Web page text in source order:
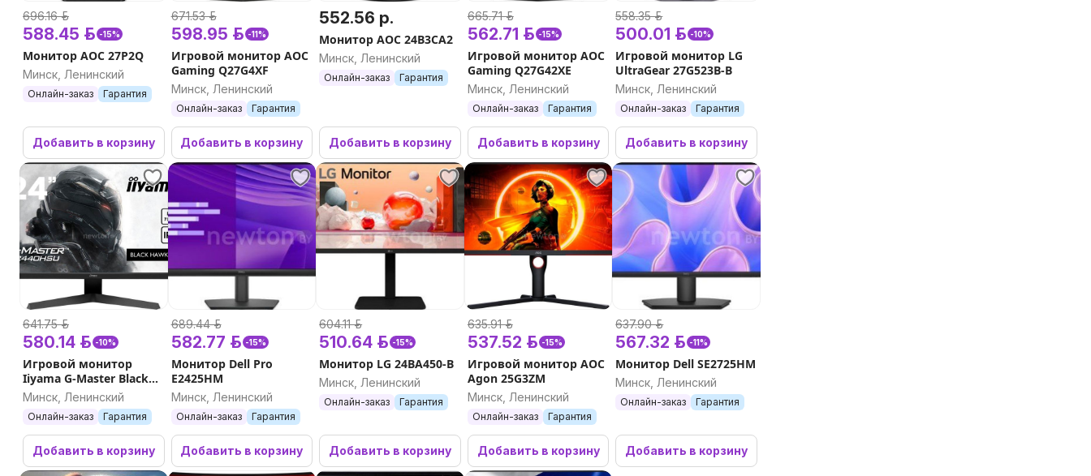
696.16 р.
588.45 р. -15%
Монитор AOC 27P2Q
Минск, Ленинский
Онлайн-заказ Гарантия
Добавить в корзину
671.53 р.
598.95 р. -11%
Игровой монитор AOC
Gaming Q27G4XF
Минск, Ленинский
Онлайн-заказ Гарантия
Добавить в корзину
552.56 р.
Монитор AOC 24B3CA2
Минск, Ленинский
Онлайн-заказ Гарантия
Добавить в корзину
665.71 р.
562.71 р. -15%
Игровой монитор AOC
Gaming Q27G42XE
Минск, Ленинский
Онлайн-заказ Гарантия
Добавить в корзину
558.35 р.
500.01 р. -10%
Игровой монитор LG
UltraGear 27G523B-B
Минск, Ленинский
Онлайн-заказ Гарантия
Добавить в корзину
641.75 р.
580.14 р. -10%
Игровой монитор
Iiyama G-Master Black
Hawk G2440HSU-B1
Минск, Ленинский
Онлайн-заказ Гарантия
Добавить в корзину
689.44 р.
582.77 р. -15%
Монитор Dell Pro
E2425HM
Минск, Ленинский
Онлайн-заказ Гарантия
Добавить в корзину
604.11 р.
510.64 р. -15%
Монитор LG 24BA450-B
Минск, Ленинский
Онлайн-заказ Гарантия
Добавить в корзину
635.91 р.
537.52 р. -15%
Игровой монитор AOC
Agon 25G3ZM
Минск, Ленинский
Онлайн-заказ Гарантия
Добавить в корзину
637.90 р.
567.32 р. -11%
Монитор Dell SE2725HM
Минск, Ленинский
Онлайн-заказ Гарантия
Добавить в корзину